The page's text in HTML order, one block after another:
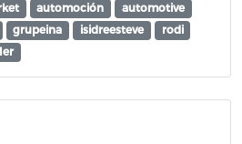
automoción
automotive
grupeina isidreesteve
rodi